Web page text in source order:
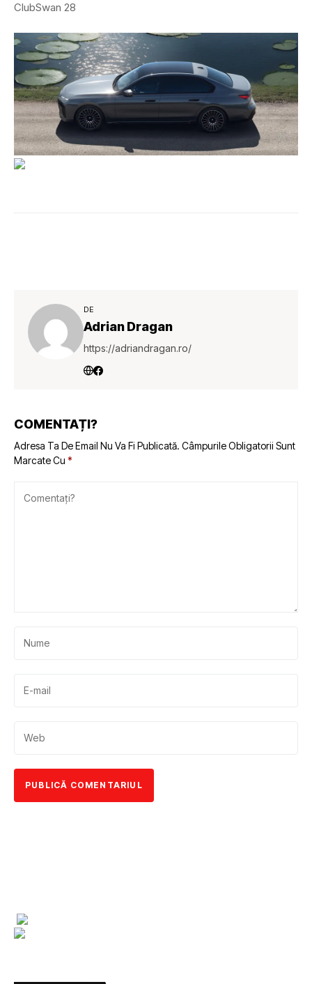
ClubSwan 28
DE
Adrian Dragan
https://adriandragan.ro/
COMENTAȚI?
Adresa Ta De Email Nu Va Fi Publicată. Câmpurile Obligatorii Sunt
Marcate Cu *